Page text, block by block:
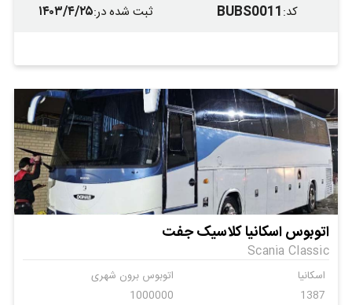
کد:
BUBS0011 ثبت شده در:۱۴۰۳/۴/۲۵
اتوبوس اسکانیا کلاسیک جفت
Scania Classic
اسکانیا
اتوبوس برون شهری
1387
1000000